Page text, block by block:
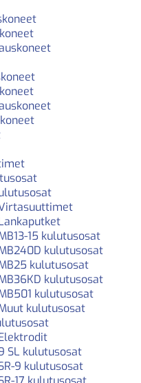
15 kulutusosat
kulutusosat
kulutusosat
kulutusosat
kulutusosat
kulutusosat
SL kulutusosat
9 kulutusosat